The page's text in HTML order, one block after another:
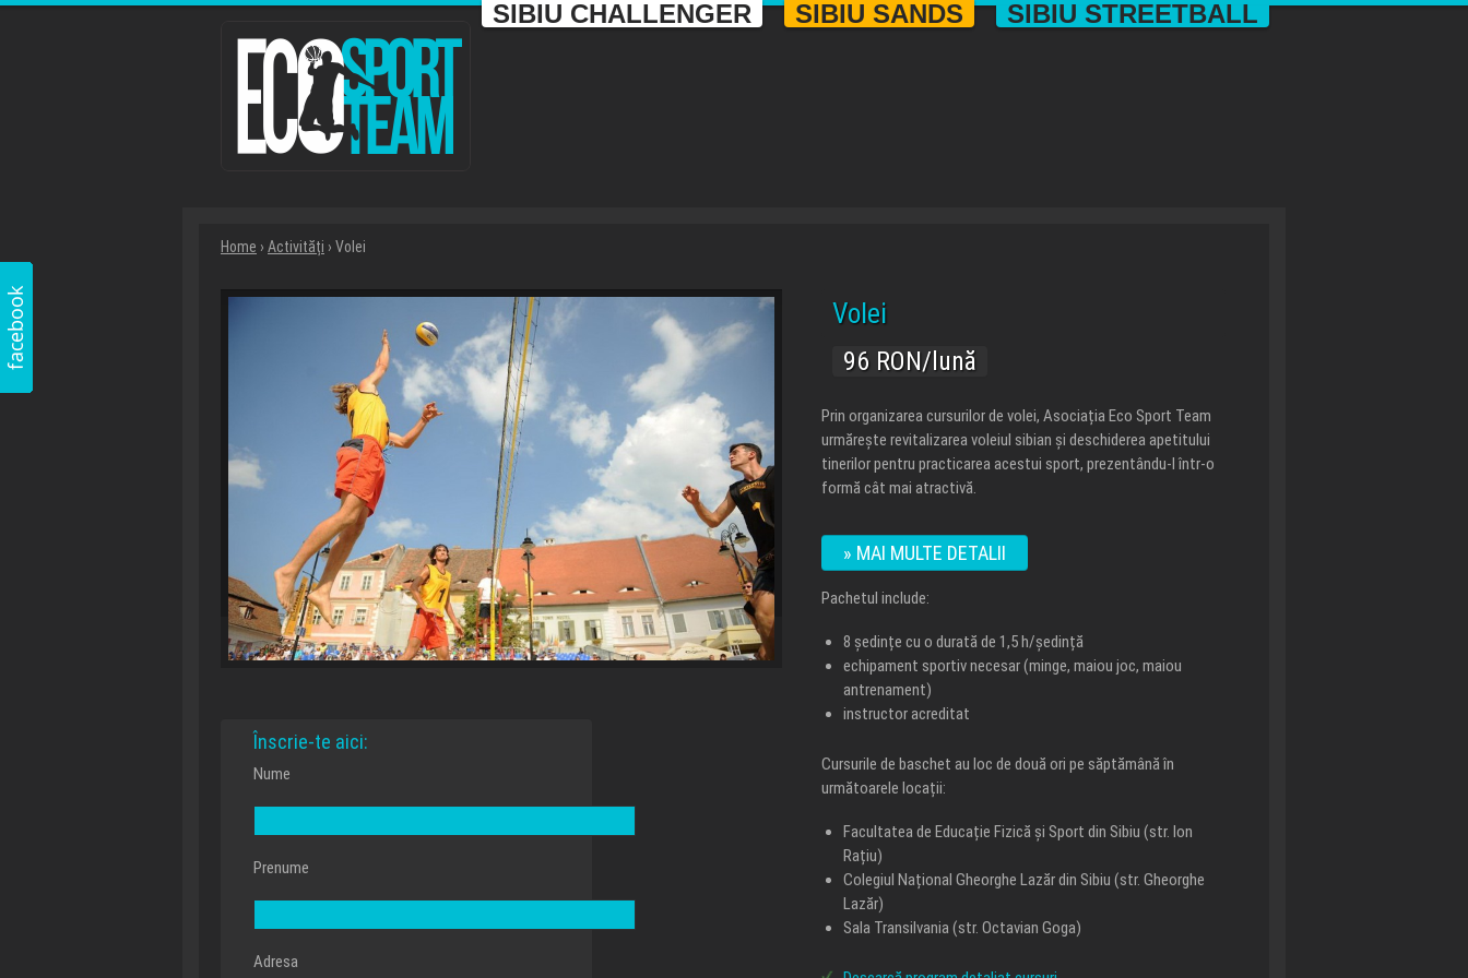
SIBIU STREETBALL
SIBIU SANDS
SIBIU CHALLENGER
Home › Activități › Volei
Înscrie-te aici:
Nume
Prenume
Adresa
Volei
96 RON/lună
Prin organizarea cursurilor de volei, Asociația Eco Sport Team
urmărește revitalizarea voleiul sibian și deschiderea apetitului
tinerilor pentru practicarea acestui sport, prezentându-l într-o
formă cât mai atractivă.
» MAI MULTE DETALII
Pachetul include:
8 ședințe cu o durată de 1,5 h/ședință
echipament sportiv necesar (minge, maiou joc, maiou
antrenament)
instructor acreditat
Cursurile de baschet au loc de două ori pe săptămână în
următoarele locații:
Facultatea de Educație Fizică și Sport din Sibiu (str. Ion
Rațiu)
Colegiul Național Gheorghe Lazăr din Sibiu (str. Gheorghe
Lazăr)
Sala Transilvania (str. Octavian Goga)